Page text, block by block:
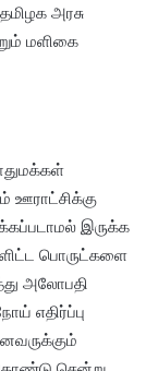
அரசு
மளிகை
ஊராட்சிக்கு
இருக்க
பொருட்களை
அலோபதி
எதிர்ப்பு